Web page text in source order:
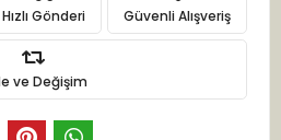
Hızlı Gönderi Güvenli Alışveriş
ve Değişim